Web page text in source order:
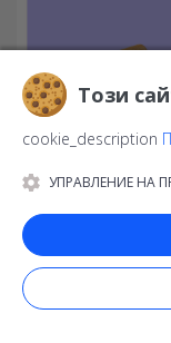
бамбукови
Полезни и с
дизайн,
за рязане са
Този
cookie_description
УПРАВЛЕНИЕ НА